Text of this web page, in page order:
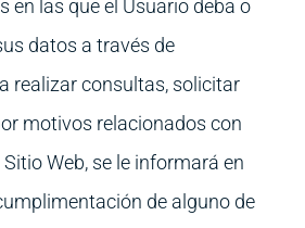
en las que el Usuario deba o
datos a través de
realizar consultas, solicitar
motivos relacionados con
Web, se le informará en
de alguno de